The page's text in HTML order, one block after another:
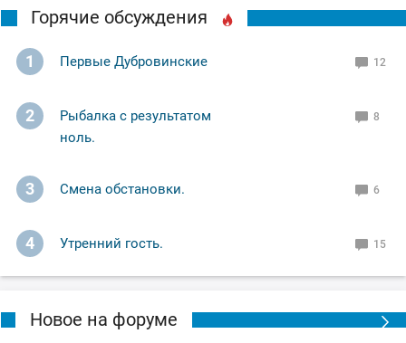
С наступлением сумерек пошла в ход тяжёлая
получил,а вот на донку поймал две щучки,и две
судаковые поклёвки, но поторопился!🥴
И всё равно остался доволен, поклёвками
насладился,рыбу поймал,закат был волшебный!
Ну а вам Друзья желаю НХНЧ и чтобы от рыболовного
С уважением Шнивовод!🤝
Горячие обсуждения
1 Первые Дубровинские 12
2
Рыбалка с результатом
ноль.
8
3 Смена обстановки. 6
4 Утренний гость. 15
Новое на форуме